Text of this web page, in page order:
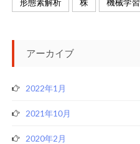
形態素解析 株 機械学習
アーカイブ
2022年1月
2021年10月
2020年2月